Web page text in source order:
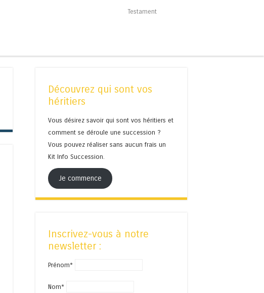
Testament
Découvrez qui sont vos
héritiers
Vous désirez savoir qui sont vos héritiers et
comment se déroule une succession ?
Vous pouvez réaliser sans aucun frais un
Kit Info Succession.
Je commence
Inscrivez-vous à notre
newsletter :
Prénom*
Nom*